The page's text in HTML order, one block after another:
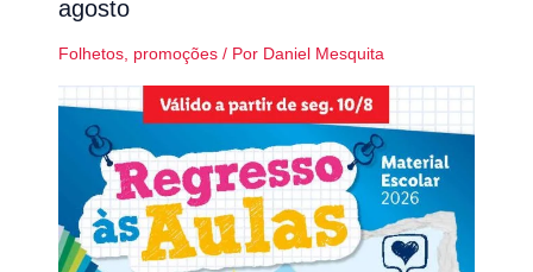
agosto
Folhetos, promoções/ Por Daniel Mesquita